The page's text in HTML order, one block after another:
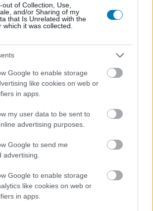
of Collection, Use,
and/or Sharing of my
that Is Unrelated with the
which it was collected.
Google to enable storage
like cookies on web or
in apps.
my user data to be sent to
advertising purposes.
Google to send me
advertising.
Google to enable storage
like cookies on web or
in apps.
vége, de ebből jó eséllyel
érezni
a Plaion intézi PlayStation játékainak és
kis hazánkban.